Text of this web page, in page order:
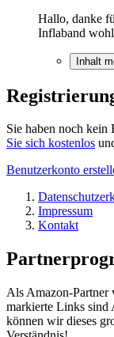
Hallo, danke
Inflaband
Inhalt
Sie haben noch kein
Sie sich kostenlos
Benutzerkonto
Impressum
Kontakt
Als Amazon-
markierte Links sind
können wir dieses